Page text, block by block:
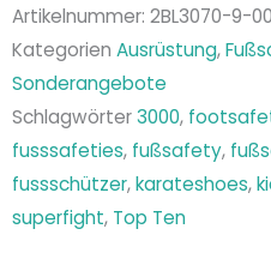
Artikelnummer: 2BL3070-9-
Kategorien Ausrüstung,
Sonderangebote
Schlagwörter3000,
fusssafeties, fußsafety,
fussschützer,karateshoes,
superfight, Top Ten